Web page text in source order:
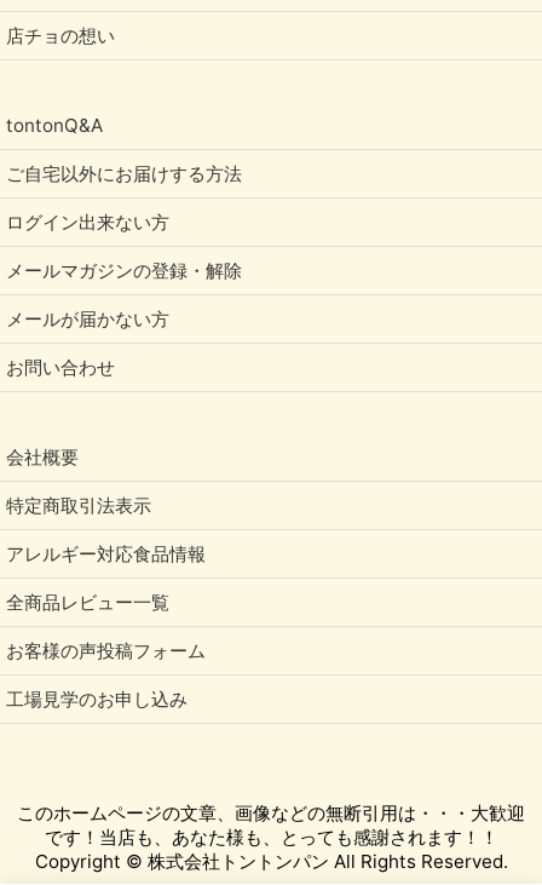
店チョの想い
tontonQ&A
ご自宅以外にお届けする方法
ログイン出来ない方
メールマガジンの登録・解除
メールが届かない方
お問い合わせ
会社概要
特定商取引法表示
アレルギー対応食品情報
全商品レビュー一覧
お客様の声投稿フォーム
工場見学のお申し込み
このホームページの文章、画像などの無断引用は・・・大歓迎
です！当店も、あなた様も、とっても感謝されます！！
Copyright © 株式会社トントンパン All Rights Reserved.